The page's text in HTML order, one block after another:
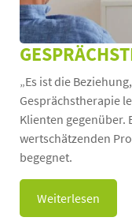
„Es ist die
Gesprächstherapie
Klienten gegenüber.
wertschätzenden
begegnet.
Weiterlesen